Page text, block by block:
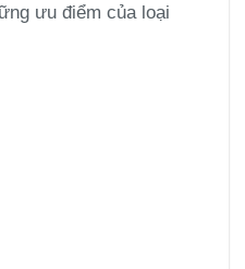
ưu điểm của loại